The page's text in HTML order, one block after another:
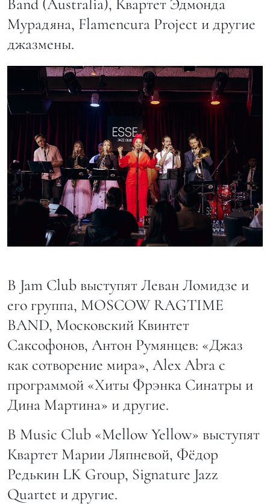
Band (Australia), Квартет Эдмонда
Мурадяна, Flamencura Project и другие
джазмены.
В Jam Club выступят Леван Ломидзе и
его группа, MOSCOW RAGTIME
BAND, Московский Квинтет
Саксофонов, Антон Румянцев: «Джаз
как сотворение мира», Alex Abra с
программой «Хиты Фрэнка Синатры и
Дина Мартина» и другие.
В Music Club «Mellow Yellow» выступят
Квартет Марии Ляпневой, Фёдор
Редькин LK Group, Signature Jazz
Quartet и другие.